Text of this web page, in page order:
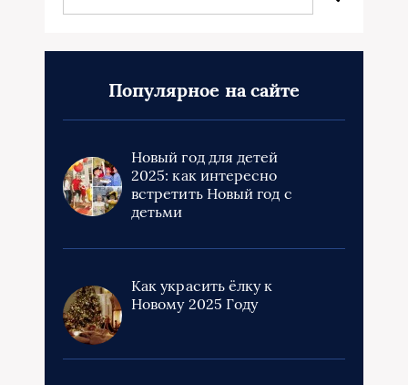
Популярное на сайте
Новый год для детей
2025: как интересно
встретить Новый год с
детьми
Как украсить ёлку к
Новому 2025 Году